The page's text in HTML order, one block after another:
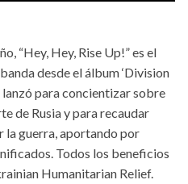
“Hey, Hey, Rise Up!” es el
desde el álbum ‘Division
lanzó para concientizar sobre
de Rusia y para recaudar
la guerra, aportando por
Todos los beneficios
Humanitarian Relief.